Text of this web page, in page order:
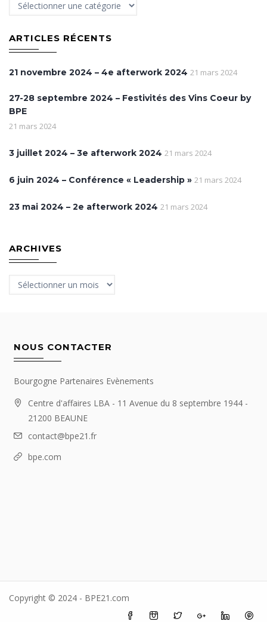
Category
ARTICLES RÉCENTS
21 novembre 2024 – 4e afterwork 2024 21 mars 2024
27-28 septembre 2024 – Festivités des Vins Coeur by
BPE
21 mars 2024
3 juillet 2024 – 3e afterwork 2024 21 mars 2024
6 juin 2024 – Conférence « Leadership » 21 mars 2024
23 mai 2024 – 2e afterwork 2024 21 mars 2024
ARCHIVES
Archives
NOUS CONTACTER
Bourgogne Partenaires Evènements
Centre d'affaires LBA - 11 Avenue du 8 septembre 1944 -
21200 BEAUNE
contact@bpe21.fr
bpe.com
Copyright © 2024 - BPE21.com